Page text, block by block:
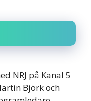
NRJ på Kanal 5
Björk och